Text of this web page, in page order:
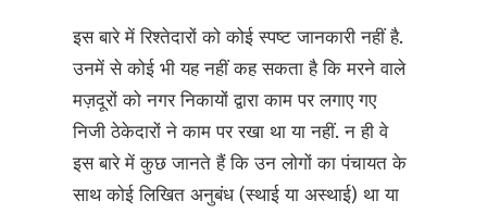
इस बारे में रिश्तेदारों को कोई स्पष्ट जानकारी नहीं है.
उनमें से कोई भी यह नहीं कह सकता है कि मरने वाले
मज़दूरों को नगर निकायों द्वारा काम पर लगाए गए
निजी ठेकेदारों ने काम पर रखा था या नहीं. न ही वे
इस बारे में कुछ जानते हैं कि उन लोगों का पंचायत के
साथ कोई लिखित अनुबंध (स्थाई या अस्थाई) था या